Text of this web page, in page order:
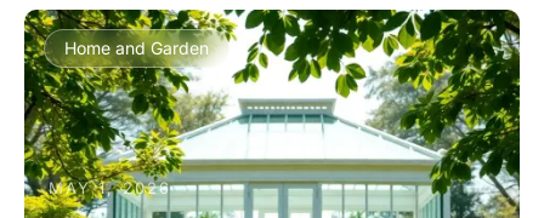
Home and Garden
MAY 1, 2026